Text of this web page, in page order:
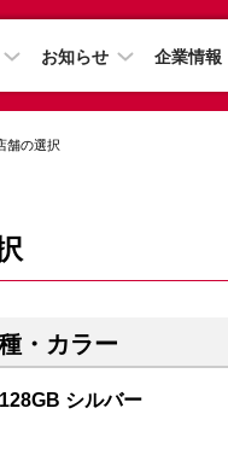
お知らせ 企業情報
舗の選択
・カラー
シルバー